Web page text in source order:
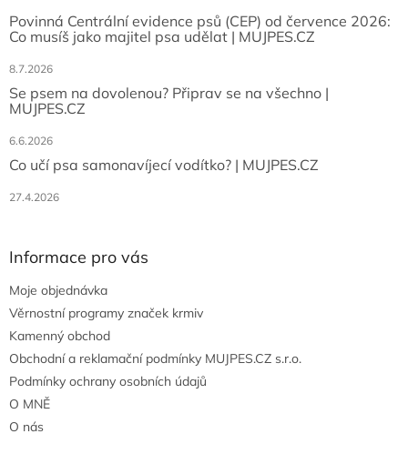
Povinná Centrální evidence psů (CEP) od července 2026:
Co musíš jako majitel psa udělat | MUJPES.CZ
8.7.2026
Se psem na dovolenou? Připrav se na všechno |
MUJPES.CZ
6.6.2026
Co učí psa samonavíjecí vodítko? | MUJPES.CZ
27.4.2026
Informace pro vás
Moje objednávka
Věrnostní programy značek krmiv
Kamenný obchod
Obchodní a reklamační podmínky MUJPES.CZ s.r.o.
Podmínky ochrany osobních údajů
O MNĚ
O nás